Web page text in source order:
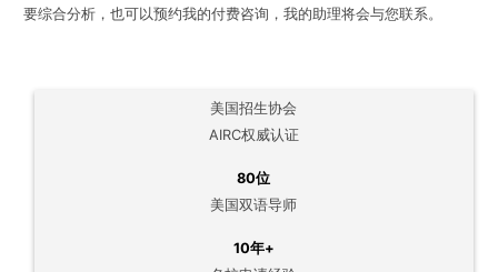
要综合分析，也可以预约我的付费咨询，我的助理将会与您联系。
美国招生协会
AIRC权威认证
80位
美国双语导师
10年+